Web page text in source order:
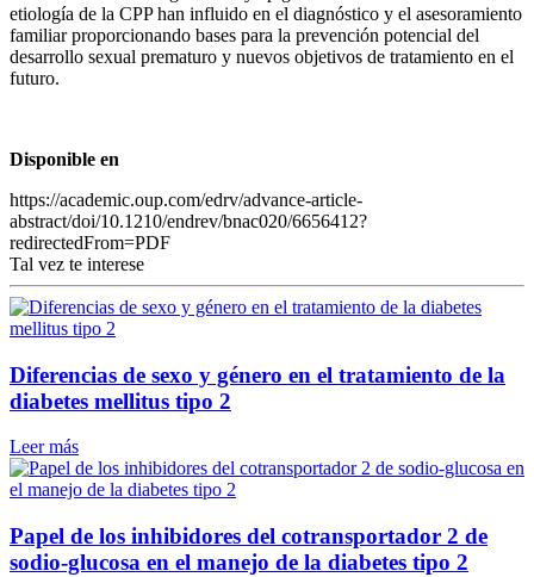
etiología de la CPP han influido en el diagnóstico y el asesoramiento
familiar proporcionando bases para la prevención potencial del
desarrollo sexual prematuro y nuevos objetivos de tratamiento en el
futuro.
Disponible en
https://academic.oup.com/edrv/advance-article-
abstract/doi/10.1210/endrev/bnac020/6656412?
redirectedFrom=PDF
Tal vez te interese
Diferencias de sexo y género en el tratamiento de la
diabetes mellitus tipo 2
Leer más
Papel de los inhibidores del cotransportador 2 de
sodio-glucosa en el manejo de la diabetes tipo 2